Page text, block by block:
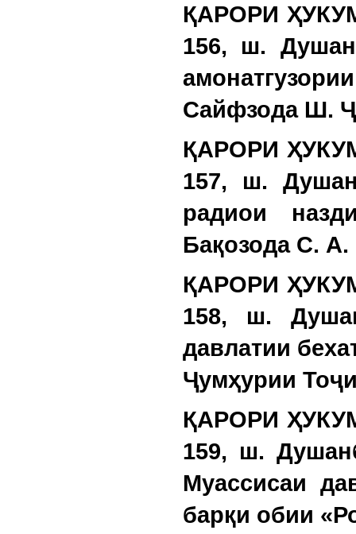
ҚАРОРИ
156, ш.
Сайфзода Ш.
ҚАРОРИ
157, ш.
радиои
Бақозода С. А.
ҚАРОРИ
158, ш.
давлатии
Ҷумҳурии
ҚАРОРИ
159, ш.
Муассисаи
барқи обии